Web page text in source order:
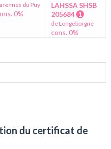
du Puy
0%
LAHSSA SHSB
205684 1
de Longeborgne
cons. 0%
du certificat de